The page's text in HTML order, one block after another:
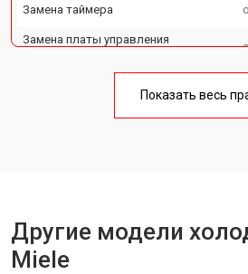
Замена таймера
Замена платы управления
Ремонт/замена датчика
Замена термостата
Замена нагревателя испарителя
Замена нагревателя оттайки
Показать весь
Другие модели
Miele